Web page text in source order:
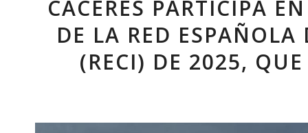
CÁCERES PARTICIPA
DE LA RED
(RECI) DE 2025,